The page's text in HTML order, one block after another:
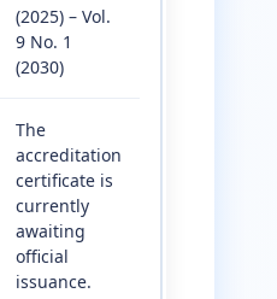
(2025) – Vol.
9 No. 1
(2030)
The
accreditation
certificate is
currently
awaiting
official
issuance.